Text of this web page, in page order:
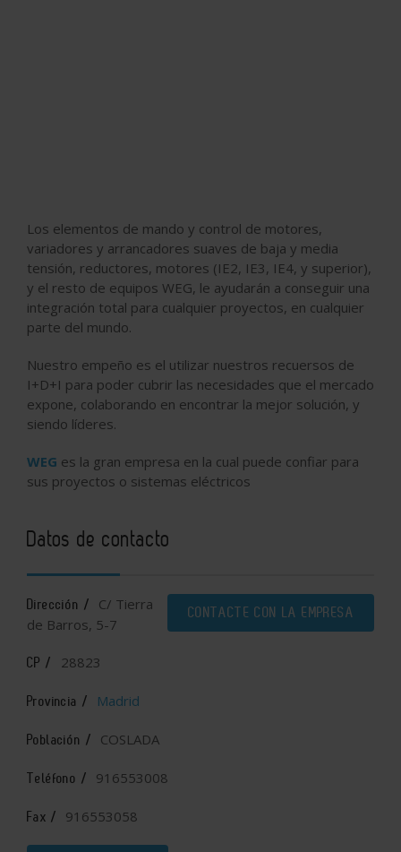
Los elementos de mando y control de motores,
variadores y arrancadores suaves de baja y media
tensión, reductores, motores (IE2, IE3, IE4, y superior),
y el resto de equipos WEG, le ayudarán a conseguir una
integración total para cualquier proyectos, en cualquier
parte del mundo.
Nuestro empeño es el utilizar nuestros recuersos de
I+D+I para poder cubrir las necesidades que el mercado
expone, colaborando en encontrar la mejor solución, y
siendo líderes.
WEG es la gran empresa en la cual puede confiar para
sus proyectos o sistemas eléctricos
Datos de contacto
CONTACTE CON LA EMPRESA
Dirección /
C/ Tierra
de Barros, 5-7
CP / 28823
Provincia / Madrid
Población / COSLADA
Teléfono / 916553008
Fax / 916553058